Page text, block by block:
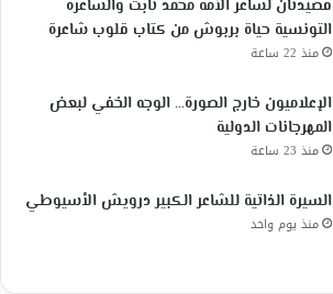
قصيدتان لشاعر الأمة محمد ثابت والشاعرة
التونسية حياة بربوش من كتاب قلوب شاعرة
منذ 22 ساعة
الإعلاميون خارج الصورة… الوجه الخفي لبعض
المهرجانات الدولية
منذ 23 ساعة
السيرة الذاتية للشاعر الكبير درويش الأسيوطي
منذ يوم واحد